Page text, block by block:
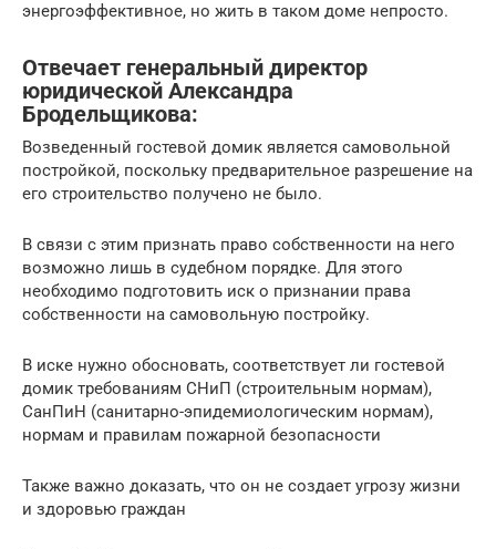
энергоэффективное, но жить в таком доме непросто.
Отвечает генеральный директор
юридической Александра
Бродельщикова:
Возведенный гостевой домик является самовольной
постройкой, поскольку предварительное разрешение на
его строительство получено не было.
В связи с этим признать право собственности на него
возможно лишь в судебном порядке. Для этого
необходимо подготовить иск о признании права
собственности на самовольную постройку.
В иске нужно обосновать, соответствует ли гостевой
домик требованиям СНиП (строительным нормам),
СанПиН (санитарно-эпидемиологическим нормам),
нормам и правилам пожарной безопасности
Также важно доказать, что он не создает угрозу жизни
и здоровью граждан